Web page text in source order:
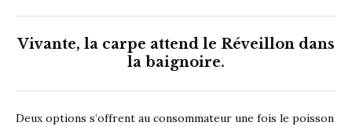
Vivante, la carpe attend le Réveillon dans
la baignoire.
Deux options s’offrent au consommateur une fois le poisson